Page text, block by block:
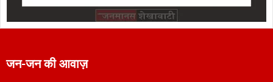
जन-जन की आवाज़